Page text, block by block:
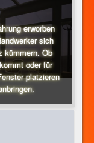
erworben
sich
kümmern. Ob
oder für
platzieren